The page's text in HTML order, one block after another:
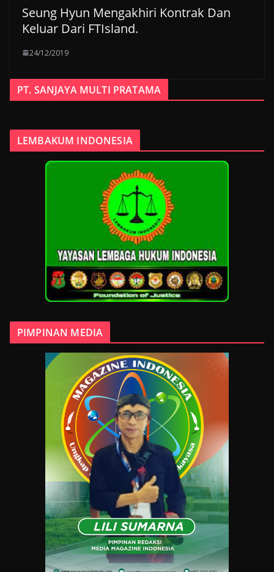
Seung Hyun Mengakhiri Kontrak Dan
Keluar Dari FTIsland.
24/12/2019
PT. SANJAYA MULTI PRATAMA
LEMBAKUM INDONESIA
PIMPINAN MEDIA